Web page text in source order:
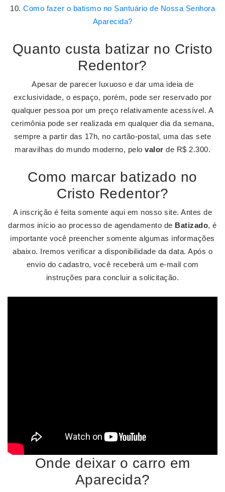
Como fazer o batismo no Santuário de Nossa Senhora
Aparecida?
Quanto custa batizar no Cristo
Redentor?
Apesar de parecer luxuoso e dar uma ideia de
exclusividade, o espaço, porém, pode ser reservado por
qualquer pessoa por um preço relativamente acessível. A
cerimônia pode ser realizada em qualquer dia da semana,
sempre a partir das 17h, no cartão-postal, uma das sete
maravilhas do mundo moderno, pelo valor de R$ 2.300.
Como marcar batizado no
Cristo Redentor?
A inscrição é feita somente aqui em nosso site. Antes de
darmos início ao processo de agendamento de Batizado, é
importante você preencher somente algumas informações
abaixo. Iremos verificar a disponibilidade da data. Após o
envio do cadastro, você receberá um e-mail com
instruções para concluir a solicitação.
Onde deixar o carro em
Aparecida?